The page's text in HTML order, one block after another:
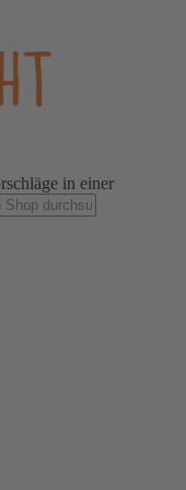
in einer